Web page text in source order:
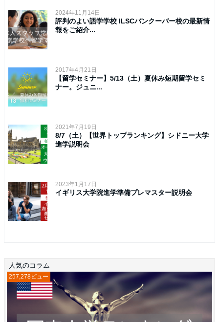
2024年11月14日
評判のよい語学学校 ILSCバンクーバー校の最新情
報をご紹介...
2017年4月21日
【留学セミナー】5/13（土）夏休み短期留学セミ
ナー。ジュニ...
2021年7月19日
8/7（土）【世界トップランキング】シドニー大学
進学説明会
2023年1月17日
イギリス大学院進学準備プレマスター説明会
人気のコラム
257,278ビュー